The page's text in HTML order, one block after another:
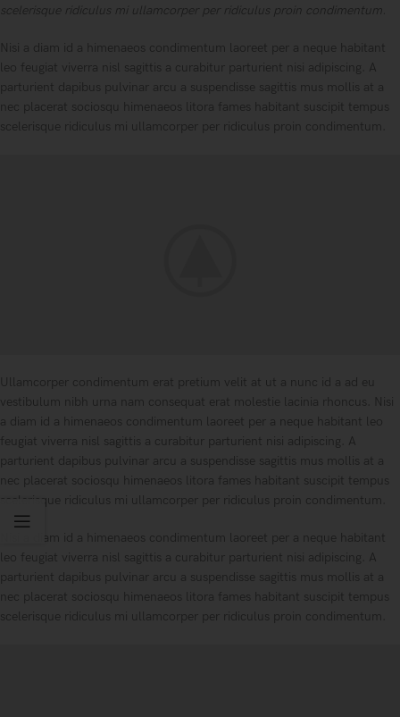
scelerisque ridiculus mi ullamcorper per ridiculus proin condimentum.
Nisi a diam id a himenaeos condimentum laoreet per a neque habitant
leo feugiat viverra nisl sagittis a curabitur parturient nisi adipiscing. A
parturient dapibus pulvinar arcu a suspendisse sagittis mus mollis at a
nec placerat sociosqu himenaeos litora fames habitant suscipit tempus
scelerisque ridiculus mi ullamcorper per ridiculus proin condimentum.
Ullamcorper condimentum erat pretium velit at ut a nunc id a ad eu
vestibulum nibh urna nam consequat erat molestie lacinia rhoncus. Nisi
a diam id a himenaeos condimentum laoreet per a neque habitant leo
feugiat viverra nisl sagittis a curabitur parturient nisi adipiscing. A
parturient dapibus pulvinar arcu a suspendisse sagittis mus mollis at a
nec placerat sociosqu himenaeos litora fames habitant suscipit tempus
scelerisque ridiculus mi ullamcorper per ridiculus proin condimentum.
Nisi a diam id a himenaeos condimentum laoreet per a neque habitant
leo feugiat viverra nisl sagittis a curabitur parturient nisi adipiscing. A
parturient dapibus pulvinar arcu a suspendisse sagittis mus mollis at a
nec placerat sociosqu himenaeos litora fames habitant suscipit tempus
scelerisque ridiculus mi ullamcorper per ridiculus proin condimentum.